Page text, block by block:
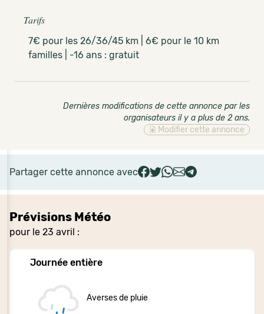
Prévisions Météo
pour le 23 avril :
Journée entière
Averses de pluie
Tarifs
7€ pour les 26/36/45 km | 6€ pour le 10 km
familles | -16 ans : gratuit
Dernières modifications de cette annonce par les
organisateurs il y a plus de 2 ans.
Modifier cette annonce
Partager cette annonce avec